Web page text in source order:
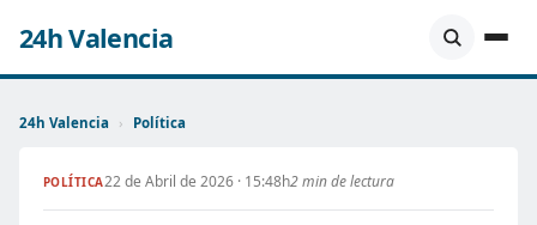
24h Valencia
24h Valencia › Política
POLÍTICA22 de Abril de 2026 · 15:48h2 min de lectura